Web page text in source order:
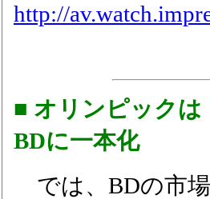
http://
■ オリンピックは
BDに一本化
では、BDの市